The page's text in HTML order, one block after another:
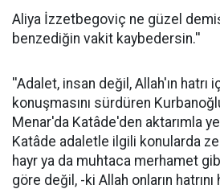
Aliya İzzetbegoviç ne güzel
benzediğin vakit kaybedersin.''
''Adalet, insan değil, Allah'ın
konuşmasını sürdüren
Menar'da Katâde'den aktarımla yer
Katâde adaletle ilgili konularda
hayr ya da muhtaca merhamet
göre değil, -ki Allah onların